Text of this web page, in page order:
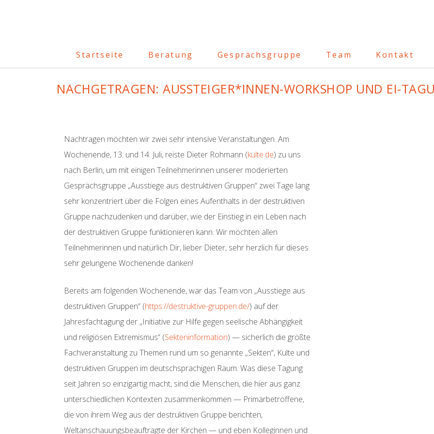
Startseite Beratung Gesprächsgruppe Team Kontakt
NACHGETRAGEN: AUSSTEIGER*INNEN-WORKSHOP UND EI-
Nachtragen möchten wir zwei sehr intensive Veranstaltungen. Am
Wochenende, 13. und 14. Juli, reiste Dieter Rohmann (kulte.de) zu uns
nach Berlin, um mit einigen Teilnehmerinnen unserer moderierten
Gesprächsgruppe „Ausstiege aus destruktiven Gruppen“ zwei Tage lang
sehr konzentriert über die Folgen eines Aufenthalts in der destruktiven
Gruppe nachzudenken und darüber, wie der Einstieg in ein Leben nach
der destruktiven Gruppe funktionieren kann. Wir möchten allen
Teilnehmerinnen und natürlich Dir, lieber Dieter, sehr herzlich für dieses
sehr gelungene Wochenende danken!
Bereits am folgenden Wochenende, war das Team von „Ausstiege aus
destruktiven Gruppen“ (https://destruktive-gruppen.de/) auf der
Jahresfachtagung der „Initiative zur Hilfe gegen seelische Abhängigkeit
und religiösen Extremismus“ (Sekteninformation) — sicherlich die größte
Fachveranstaltung zu Themen rund um so genannte „Sekten“, Kulte und
destruktiven Gruppen im deutschsprachigen Raum. Was diese Tagung
seit Jahren so einzigartig macht, sind die Menschen, die hier aus ganz
unterschiedlichen Kontexten zusammenkommen — Primärbetroffene,
die von ihrem Weg aus der destruktiven Gruppe berichten,
Weltanschauungsbeauftragte der Kirchen — und eben Kolleginnen und